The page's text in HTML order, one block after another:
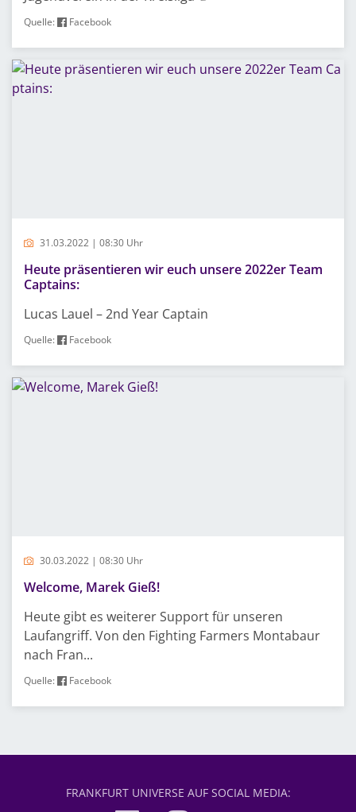
Quelle: Facebook
31.03.2022 | 08:30 Uhr
Heute präsentieren wir euch unsere 2022er Team
Captains:
Lucas Lauel – 2nd Year Captain
Quelle: Facebook
30.03.2022 | 08:30 Uhr
Welcome, Marek Gieß!
Heute gibt es weiterer Support für unseren
Laufangriff. Von den Fighting Farmers Montabaur
nach Fran...
Quelle: Facebook
FRANKFURT UNIVERSE AUF SOCIAL MEDIA: